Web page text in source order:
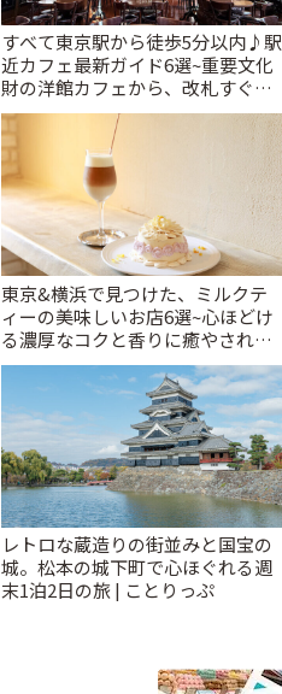
すべて東京駅から徒歩5分以内♪駅
近カフェ最新ガイド6選~重要文化
財の洋館カフェから、改札すぐの
レトロ喫茶まで~ | ことりっぷ
東京&横浜で見つけた、ミルクテ
ィーの美味しいお店6選~心ほどけ
る濃厚なコクと香りに癒やされる
ティータイム~ | ことりっぷ
レトロな蔵造りの街並みと国宝の
城。松本の城下町で心ほぐれる週
末1泊2日の旅 | ことりっぷ